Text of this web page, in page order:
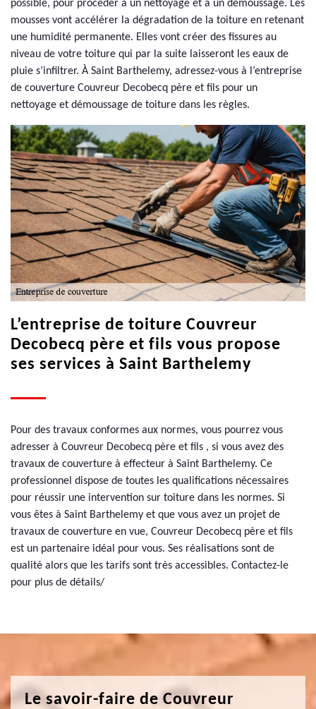
possible, pour procéder à un nettoyage et à un démoussage. Les
mousses vont accélérer la dégradation de la toiture en retenant
une humidité permanente. Elles vont créer des fissures au
niveau de votre toiture qui par la suite laisseront les eaux de
pluie s’infiltrer. À Saint Barthelemy, adressez-vous à l’entreprise
de couverture Couvreur Decobecq père et fils pour un
nettoyage et démoussage de toiture dans les règles.
L’entreprise de toiture Couvreur
Decobecq père et fils vous propose
ses services à Saint Barthelemy
Pour des travaux conformes aux normes, vous pourrez vous
adresser à Couvreur Decobecq père et fils , si vous avez des
travaux de couverture à effecteur à Saint Barthelemy. Ce
professionnel dispose de toutes les qualifications nécessaires
pour réussir une intervention sur toiture dans les normes. Si
vous êtes à Saint Barthelemy et que vous avez un projet de
travaux de couverture en vue, Couvreur Decobecq père et fils
est un partenaire idéal pour vous. Ses réalisations sont de
qualité alors que les tarifs sont très accessibles. Contactez-le
pour plus de détails/
Le savoir-faire de Couvreur